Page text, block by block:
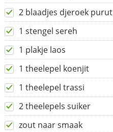
2 blaadjes djeroek purut
1 stengel sereh
1 plakje laos
1 theelepel koenjit
1 theelepel trassi
2 theelepels suiker
zout naar smaak